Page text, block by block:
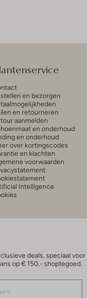
en bezorgen
en retourneren
aanmelden
en onderhoud
en onderhoud
over kortingscodes
en klachten
voorwaarden
Intelligence
deals, speciaal voor
op € 150,- shoptegoed.